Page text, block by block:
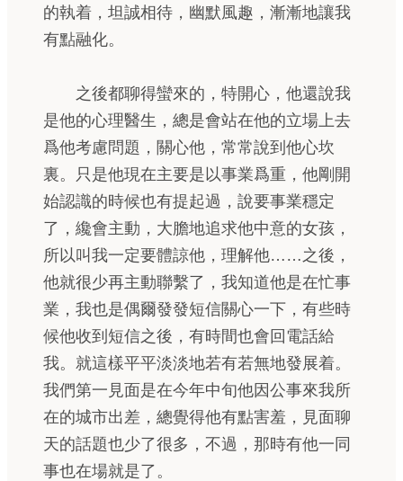
的執着，坦誠相待，幽默風趣，漸漸地讓我
有點融化。
之後都聊得蠻來的，特開心，他還說我
是他的心理醫生，總是會站在他的立場上去
爲他考慮問題，關心他，常常說到他心坎
裏。只是他現在主要是以事業爲重，他剛開
始認識的時候也有提起過，說要事業穩定
了，纔會主動，大膽地追求他中意的女孩，
所以叫我一定要體諒他，理解他……之後，
他就很少再主動聯繫了，我知道他是在忙事
業，我也是偶爾發發短信關心一下，有些時
候他收到短信之後，有時間也會回電話給
我。就這樣平平淡淡地若有若無地發展着。
我們第一見面是在今年中旬他因公事來我所
在的城市出差，總覺得他有點害羞，見面聊
天的話題也少了很多，不過，那時有他一同
事也在場就是了。